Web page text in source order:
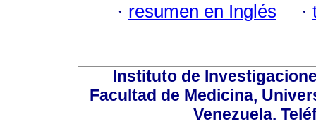
· resumen en Inglés ·
Instituto de
Facultad de Medicina,
Venezuela.